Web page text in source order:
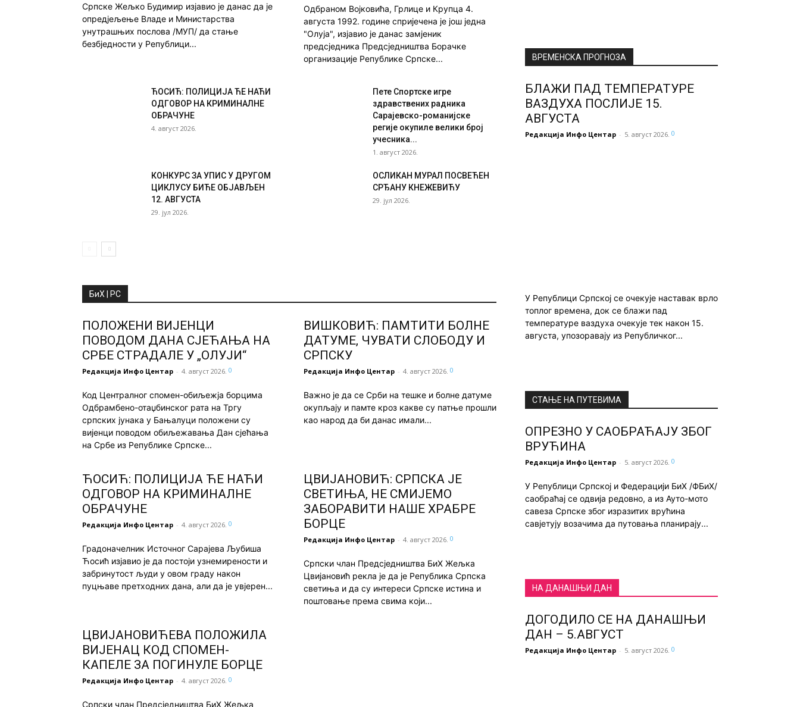
Српске Жељко Будимир изјавио је данас да је
опред‌јељење Владе и Министарства
унутрашњих послова /МУП/ да стање
безбједности у Републици...
Одбраном Војковића, Грлице и Крупца 4.
августа 1992. године спријечена је још једна
"Олуја", изјавио је данас замјеник
предсједника Предсједништва Борачке
организације Републике Српске...
ЋОСИЋ: ПОЛИЦИЈА ЋЕ НАЋИ
ОДГОВОР НА КРИМИНАЛНЕ
ОБРАЧУНЕ
4. август 2026.
Пете Спортске игре
здравствених радника
Сарајевско-романијске
регије окупиле велики број
учесника...
1. август 2026.
КОНКУРС ЗА УПИС У ДРУГОМ
ЦИКЛУСУ БИЋЕ ОБЈАВЉЕН
12. АВГУСТА
29. јул 2026.
ОСЛИКАН МУРАЛ ПОСВЕЋЕН
СРЂАНУ КНЕЖЕВИЋУ
29. јул 2026.
БиХ | РС
ПОЛОЖЕНИ ВИЈЕНЦИ
ПОВОДОМ ДАНА СЈЕЋАЊА НА
СРБЕ СТРАДАЛЕ У „ОЛУЈИ“
Редакција Инфо Центар - 4. август 2026. 0
Код Централног спомен-обиљежја борцима
Одбрамбено-отаџбинског рата на Тргу
српских јунака у Бањалуци положени су
вијенци поводом обиљежавања Дан сјећања
на Србе из Републике Српске...
ВИШКОВИЋ: ПАМТИТИ БОЛНЕ
ДАТУМЕ, ЧУВАТИ СЛОБОДУ И
СРПСКУ
Редакција Инфо Центар - 4. август 2026. 0
Важно је да се Срби на тешке и болне датуме
окупљају и памте кроз какве су патње прошли
као народ да би данас имали...
ЋОСИЋ: ПОЛИЦИЈА ЋЕ НАЋИ
ОДГОВОР НА КРИМИНАЛНЕ
ОБРАЧУНЕ
Редакција Инфо Центар - 4. август 2026. 0
Градоначелник Источног Сарајева Љубиша
Ћосић изјавио је да постоји узнемирености и
забринутост људи у овом граду након
пуцњаве претходних дана, али да је увјерен...
ЦВИЈАНОВИЋ: СРПСКА ЈЕ
СВЕТИЊА, НЕ СМИЈЕМО
ЗАБОРАВИТИ НАШЕ ХРАБРЕ
БОРЦЕ
Редакција Инфо Центар - 4. август 2026. 0
Српски члан Предсједништва БиХ Жељка
Цвијановић рекла је да је Република Српска
светиња и да су интереси Српске истина и
поштовање према свима који...
ЦВИЈАНОВИЋЕВА ПОЛОЖИЛА
ВИЈЕНАЦ КОД СПОМЕН-
КАПЕЛЕ ЗА ПОГИНУЛЕ БОРЦЕ
Редакција Инфо Центар - 4. август 2026. 0
Српски члан Предсједништва БиХ Жељка
ВРЕМЕНСКА ПРОГНОЗА
БЛАЖИ ПАД ТЕМПЕРАТУРЕ
ВАЗДУХА ПОСЛИЈЕ 15.
АВГУСТА
Редакција Инфо Центар - 5. август 2026. 0
У Републици Српској се очекује наставак врло
топлог времена, док се блажи пад
температуре ваздуха очекује тек након 15.
августа, упозоравају из Републичког...
СТАЊЕ НА ПУТЕВИМА
ОПРЕЗНО У САОБРАЋАЈУ ЗБОГ
ВРУЋИНА
Редакција Инфо Центар - 5. август 2026. 0
У Републици Српској и Федерацији БиХ /ФБиХ/
саобраћај се одвија редовно, а из Ауто-мото
савеза Српске због изразитих врућина
савјетују возачима да путовања планирају...
НА ДАНАШЊИ ДАН
ДОГОДИЛО СЕ НА ДАНАШЊИ
ДАН – 5.АВГУСТ
Редакција Инфо Центар - 5. август 2026. 0